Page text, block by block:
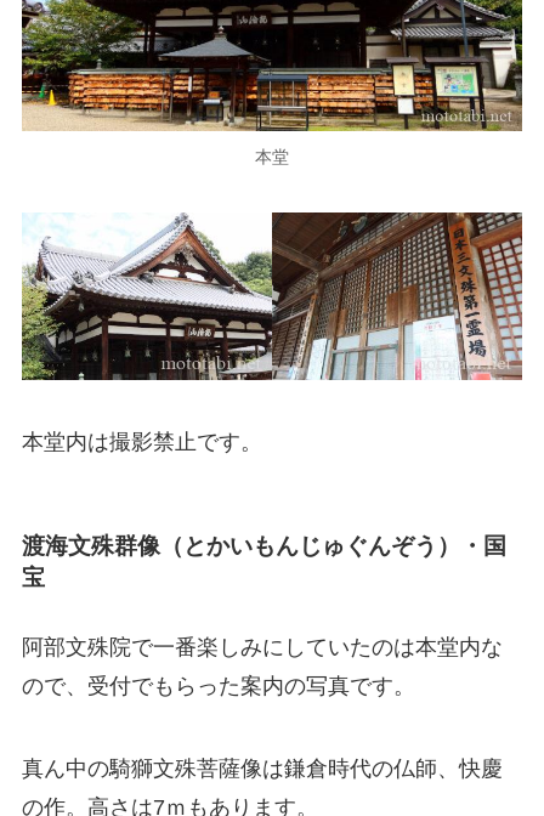
本堂
本堂内は撮影禁止です。
渡海文殊群像（とかいもんじゅぐんぞう）・国
宝
阿部文殊院で一番楽しみにしていたのは本堂内な
ので、受付でもらった案内の写真です。
真ん中の騎獅文殊菩薩像は鎌倉時代の仏師、快慶
の作。高さは7ｍもあります。